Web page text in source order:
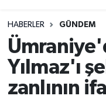
11:17 Çağatay Ulusoy'un
HABERLER GÜNDEM
Yılmaz'ı
zanlının
DÜNYA
EĞİTİM
EKONOMİ
Tüm Manşetler
Son Dakika
Haber Arşivi